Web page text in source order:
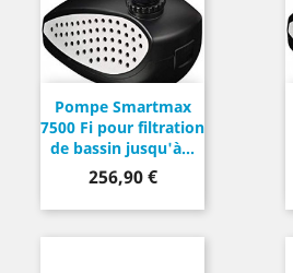
Pompe Smartmax
7500 Fi pour filtration
de bassin jusqu'à...
Prix
256,90 €